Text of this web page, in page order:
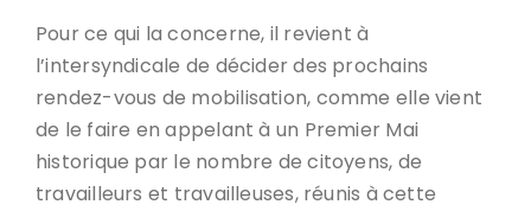
Pour ce qui la concerne, il revient à
l’intersyndicale de décider des prochains
rendez-vous de mobilisation, comme elle vient
de le faire en appelant à un Premier Mai
historique par le nombre de citoyens, de
travailleurs et travailleuses, réunis à cette